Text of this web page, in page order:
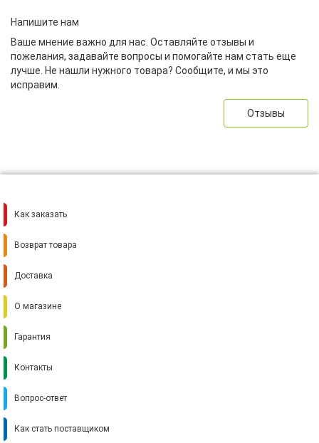
Напишите нам
Ваше мнение важно для нас. Оставляйте отзывы и
пожелания, задавайте вопросы и помогайте нам стать еще
лучше. Не нашли нужного товара? Сообщите, и мы это
исправим.
Отзывы
Как заказать
Возврат товара
Доставка
О магазине
Гарантия
Контакты
Вопрос-ответ
Как стать поставщиком